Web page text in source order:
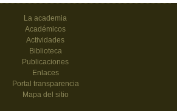
La academia
Académicos
Actividades
Biblioteca
Publicaciones
Enlaces
Portal transparencia
Mapa del sitio